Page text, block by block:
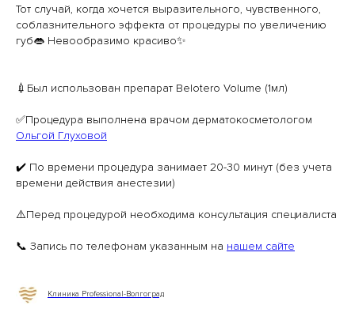
Тот случай, когда хочется выразительного, чувственного,
соблазнительного эффекта от процедуры по увеличению
губ👄 Невообразимо красиво✨
💉Был использован препарат Belotero Volume (1мл)
✅Процедура выполнена врачом дерматокосметологом
Ольгой Глуховой
✔️ По времени процедура занимает 20-30 минут (без учета
времени действия анестезии)
⚠️Перед процедурой необходима консультация специалиста
📞 Запись по телефонам указанным на нашем сайте
Клиника Professional-Волгоград